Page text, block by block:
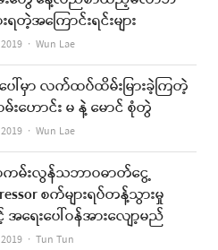
တဲ့အကြောင်းရင်းများ
Author
Wun Lae
ေါ်မှာ လက်ထပ်ထိမ်းမြားခဲ့ကြတဲ့
းဟောင်း မ နဲ့ မောင် စုံတွဲ
Author
Wun Lae
ကမ်းလွန်သဘာဝဓာတ်ငွေ့
စက်များရပ်တန့်သွားမှု
အရေးပေါ်ဝန်အားလျော့မည်
Author
Tun Tun